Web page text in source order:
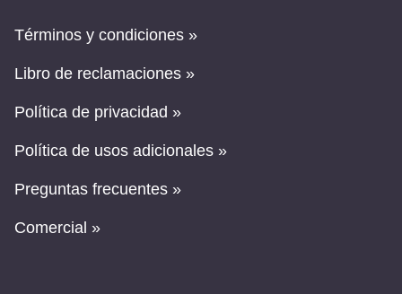
Términos y condiciones »
Libro de reclamaciones »
Política de privacidad »
Política de usos adicionales »
Preguntas frecuentes »
Comercial »